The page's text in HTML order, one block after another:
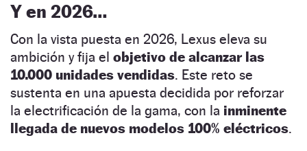
Y en 2026…
Con la vista puesta en 2026, Lexus eleva su
ambición y fija el objetivo de alcanzar las
10.000 unidades vendidas. Este reto se
sustenta en una apuesta decidida por reforzar
la electrificación de la gama, con la inminente
llegada de nuevos modelos 100% eléctricos.